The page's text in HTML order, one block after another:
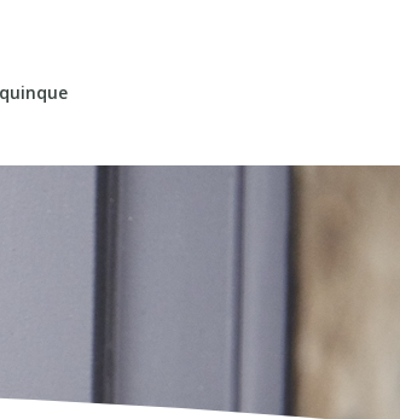
quinque